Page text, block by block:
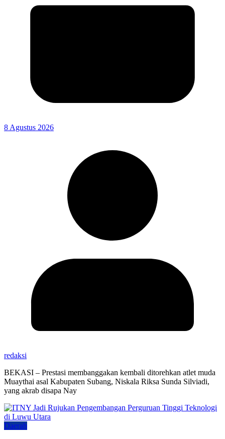
8 Agustus 2026
redaksi
BEKASI – Prestasi membanggakan kembali ditorehkan atlet muda
Muaythai asal Kabupaten Subang, Niskala Riksa Sunda Silviadi,
yang akrab disapa Nay
Daerah